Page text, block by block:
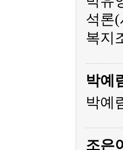
석론
복지
박예
박예
조은